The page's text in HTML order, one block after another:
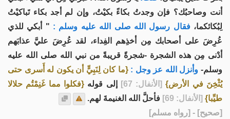
أنت وصاحبُك؟ فإن وجدتُ بكاءً بكيْتُ، وإن لم أجد بكاء تَباكيْتُ
لِبُكائكما، فقال رسول الله صلى الله عليه وسلم : " أبكي للذي
عُرِضَ على أصحابك مِن أخذِهم الفِداء، لقد عُرِضَ عليَّ عذابَهم
أدْنى مِن هذه الشجرة -شجرةً قريبةً من نبي الله صلى الله عليه
وسلم-وأنزل الله عز وجل : {ما كان لِنَبِيٍّ أن يكون له أَسرى حتى
يُثْخِنَ في الأرض} [الأنفال: 67] إلى قوله{فكلوا مما غَنِمْتُم حلالا
طيِّبا} [الأنفال: 69]
فأحلَّ الله الغنيمةَ لهم.
[صحيح] - [رواه مسلم]